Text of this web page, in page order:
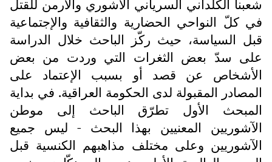
شعبنا الكلداني السرياني الآشوري والأرمن للقتل
في كلّ النواحي الحضارية والثقافية والإجتماعية
قبل السياسة، حيث ركّز الباحث خلال الدراسة
على سدّ بعض الثغرات التي وردت من بعض
الأشخاص عن قصد أو بسبب الإعتماد على
المصادر المقبولة لدى الحكومة العراقية. في بداية
المبحث الأول تطرّق الباحث إلى موطن
الآشوريين المعنيين بهذا البحث - ليس جميع
الآشوريين وعلى مختلف مذاهبهم الكنسية قبل